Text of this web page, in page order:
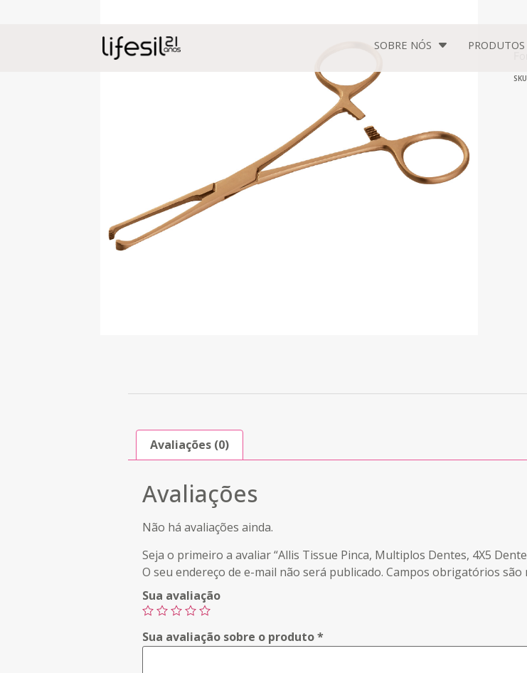
SOBRE NÓS PRODUTOS
Avaliações (0)
Avaliações
Não há avaliações ainda.
Seja o primeiro a avaliar “Allis Tissue Pinca, Multiplos Dentes, 4X5
O seu endereço de e-mail não será publicado. Campos obrigatórios são
Sua avaliação
Sua avaliação sobre o produto*